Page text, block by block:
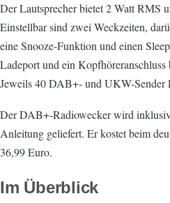
Der Lautsprecher bietet 2 Watt RMS
Einstellbar sind zwei Weckzeiten,
eine Snooze-Funktion und einen
Ladeport und ein
Jeweils 40 DAB+- und UKW-Sender
Der DAB+-Radiowecker wird
Anleitung geliefert. Er kostet beim
36,99 Euro.
Im Überblick